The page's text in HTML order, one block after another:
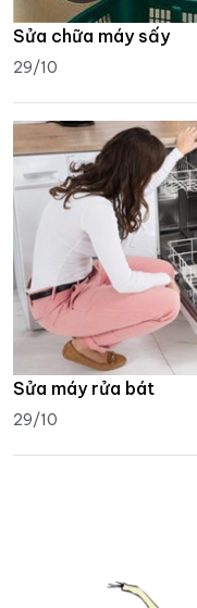
Sửa chữa máy sấy
29/10
Sửa máy rửa bát
29/10